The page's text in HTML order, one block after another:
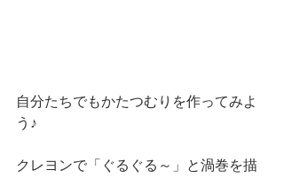
自分たちでもかたつむりを作ってみよ
う♪
クレヨンで「ぐるぐる～」と渦巻を描